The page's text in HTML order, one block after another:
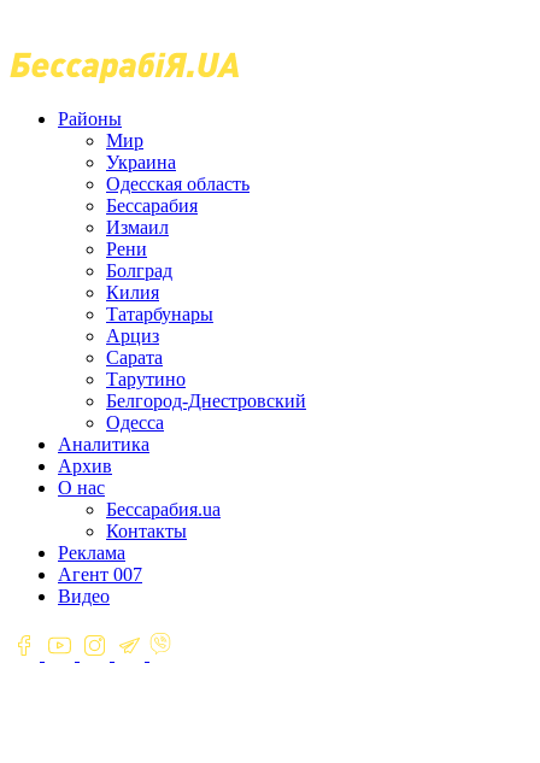
Районы
Мир
Украина
Одесская область
Бессарабия
Измаил
Рени
Болград
Килия
Татарбунары
Арциз
Сарата
Тарутино
Белгород-Днестровский
Одесса
Аналитика
Архив
О нас
Бессарабия.ua
Контакты
Реклама
Агент 007
Видео